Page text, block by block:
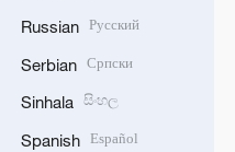
Russian Русский
Serbian Српски
Sinhala සිංහල
Spanish Español